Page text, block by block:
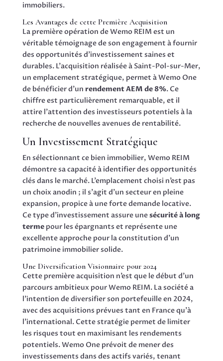
immobiliers.
Les Avantages de cette Première Acquisition
La première opération de Wemo REIM est un
véritable témoignage de son engagement à fournir
des opportunités d’investissement saines et
durables. L’acquisition réalisée à Saint-Pol-sur-Mer,
un emplacement stratégique, permet à Wemo One
de bénéficier d’un rendement AEM de 8%. Ce
chiffre est particulièrement remarquable, et il
attire l’attention des investisseurs potentiels à la
recherche de nouvelles avenues de rentabilité.
Un Investissement Stratégique
En sélectionnant ce bien immobilier, Wemo REIM
démontre sa capacité à identifier des opportunités
clés dans le marché. L’emplacement choisi n’est pas
un choix anodin ; il s’agit d’un secteur en pleine
expansion, propice à une forte demande locative.
Ce type d’investissement assure unesécurité à long
termepour les épargnants et représente une
excellente approche pour la constitution d’un
patrimoine immobilier solide.
Une Diversification Visionnaire pour 2024
Cette première acquisition n’est que le début d’un
parcours ambitieux pour Wemo REIM. La société a
l’intention de diversifier son portefeuille en 2024,
avec des acquisitions prévues tant en France qu’à
l’international. Cette stratégie permet de limiter
les risques tout en maximisant les rendements
potentiels. Wemo One prévoit de mener des
investissements dans des actifs variés, tenant